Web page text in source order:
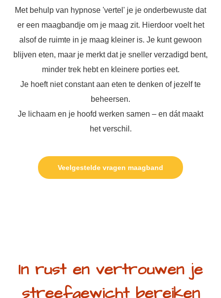
Met behulp van hypnose 'vertel' je je onderbewuste dat
er een maagbandje om je maag zit. Hierdoor voelt het
alsof de ruimte in je maag kleiner is. Je kunt gewoon
blijven eten, maar je merkt dat je sneller verzadigd bent,
minder trek hebt en kleinere porties eet.
Je hoeft niet constant aan eten te denken of jezelf te
beheersen.
Je lichaam en je hoofd werken samen – en dát maakt
het verschil.
Veelgestelde vragen maagband
In rust en vertrouwen je
streefgewicht bereiken